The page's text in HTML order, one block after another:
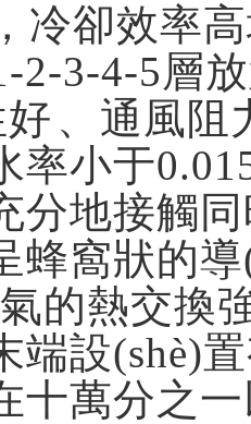
，冷卻效
1-2-3-4-5
好、通
小于
分地接觸同
蜂窩狀的
的熱交換
設(shè)置
十萬分之